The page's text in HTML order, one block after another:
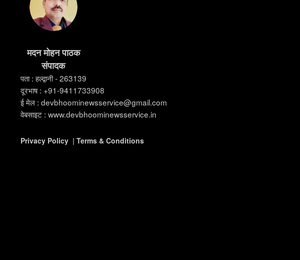
मदन मोहन पाठक
संपादक
पता : हल्द्वानी - 263139
दूरभाष : +91-9411733908
ई मेल : devbhoominewsservice@gmail.com
वेबसाइट : www.devbhoominewsservice.in
Privacy Policy| Terms & Conditions